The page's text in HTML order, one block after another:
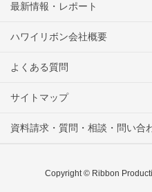
最新情報・レポート
ハワイリボン会社概要
よくある質問
サイトマップ
資料請求・質問・相談・問い合
Copyright © Ribbon